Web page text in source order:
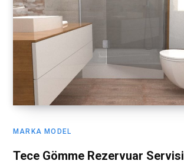
MARKA MODEL
Tece Gömme Rezervuar Servisi